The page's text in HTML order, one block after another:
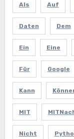
Als Auf
Daten Dem
Ein Eine
Für Google
Kann
MIT
Nicht